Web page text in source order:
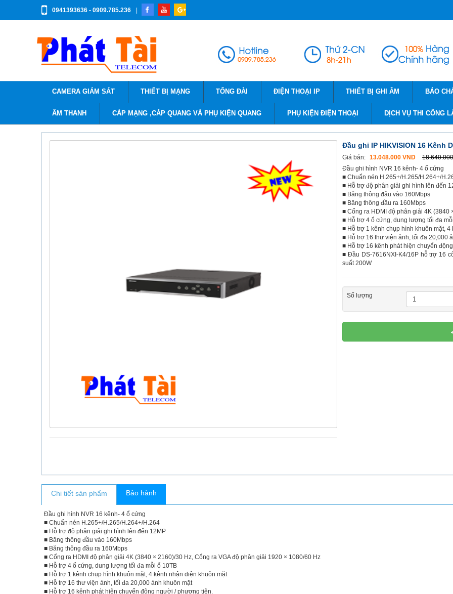
0941393636 - 0909.785.236
CAMERA GIÁM SÁT THIẾT BỊ MẠNG TỔNG ĐÀI ĐIỆN THOẠI IP THIẾT BỊ GHI ÂM BÁO
ÂM THANH CÁP MẠNG ,CÁP QUANG VÀ PHỤ KIỆN QUANG PHỤ KIỆN ĐIỆN THOẠI DỊCH VỤ THI CÔNG
Đầu ghi IP HIKVISION 16 Kênh
Giá bán: 13.048.000 VND
Đầu ghi hình NVR 16 kênh- 4 ổ cứng
■ Chuẩn nén H.265+/H.265/H.264+/
■ Hỗ trợ độ phân giải ghi hình lên đến
■ Băng thông đầu vào 160Mbps
■ Băng thông đầu ra 160Mbps
■ Cổng ra HDMI độ phân giải 4K (3840
■ Hỗ trợ 4 ổ cứng, dung lượng tối đa
■ Hỗ trợ 1 kênh chụp hình khuôn mặt,
■ Hỗ trợ 16 thư viện ảnh, tối đa 20,000
■ Hỗ trợ 16 kênh phát hiện chuyển
■ Đầu DS-7616NXI-K4/16P hỗ trợ 16
suất 200W
Số lượng
Chi tiết sản phẩm Bảo hành
Đầu ghi hình NVR 16 kênh- 4 ổ cứng
■ Chuẩn nén H.265+/H.265/H.264+/H.264
■ Hỗ trợ độ phân giải ghi hình lên đến 12MP
■ Băng thông đầu vào 160Mbps
■ Băng thông đầu ra 160Mbps
■ Cổng ra HDMI độ phân giải 4K (3840 × 2160)/30 Hz, Cổng ra VGA độ phân giải 1920 × 1080/60 Hz
■ Hỗ trợ 4 ổ cứng, dung lượng tối đa mỗi ổ 10TB
■ Hỗ trợ 1 kênh chụp hình khuôn mặt, 4 kênh nhận diện khuôn mặt
■ Hỗ trợ 16 thư viện ảnh, tối đa 20,000 ảnh khuôn mặt
■ Hỗ trợ 16 kênh phát hiện chuyển động người / phương tiện.